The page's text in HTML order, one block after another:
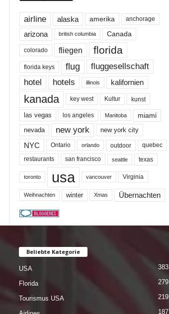
airline alaska amerika anchorage
arizona british columbia Canada
colorado fliegen florida
florida keys flug
fluggesellschaft
hotel
hotels illinois kalifornien
kanada key west Kultur kunst
las vegas los angeles Manitoba miami
nevada new york new york city
NYC Ontario orlando outdoor quebec
restaurants san francisco seattle texas
toronto usa vancouver Virginia
Weihnachten winter Xmas Übernachten
Beliebte Kategorie
USA 383
Florida 279
Tourismus USA 219
187